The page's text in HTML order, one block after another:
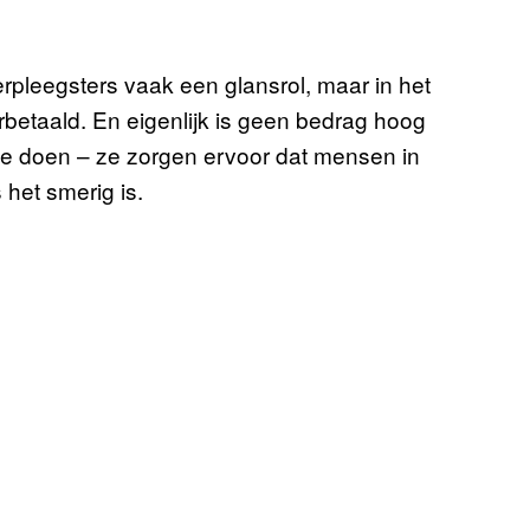
vaak een glansrol, maar in het
En eigenlijk is geen bedrag hoog
doen – ze zorgen ervoor dat mensen in
smerig is.